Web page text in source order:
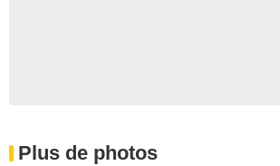
Plus de photos